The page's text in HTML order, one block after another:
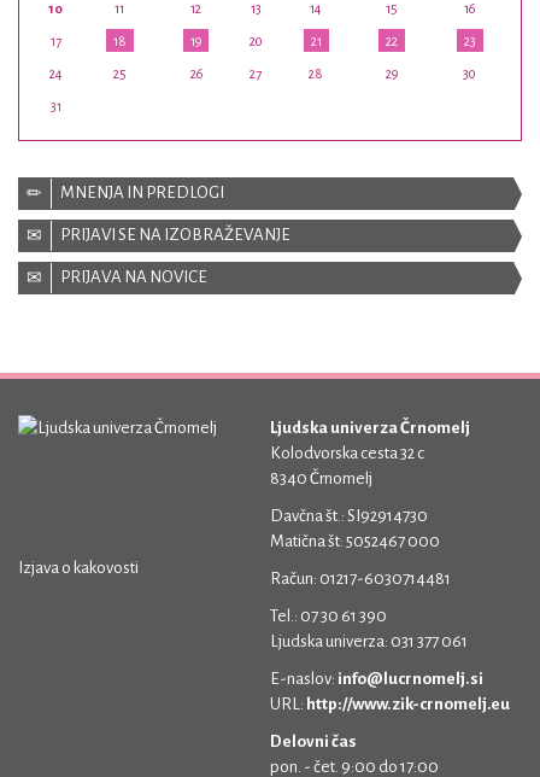
10 11 12 13 14 15 16
17 18 19 20 21 22 23
24 25 26 27 28 29 30
31
MNENJA IN PREDLOGI
PRIJAVI SE NA IZOBRAŽEVANJE
PRIJAVA NA NOVICE
Izjava o kakovosti
Ljudska univerza Črnomelj
Kolodvorska cesta 32 c
8340 Črnomelj
Davčna št.: SI92914730
Matična št: 5052467 000
Račun: 01217-6030714481
Tel.: 07 30 61 390
Ljudska univerza: 031 377 061
E-naslov: info@lucrnomelj.si
URL: http://www.zik-crnomelj.eu
Delovni čas
pon. - čet. 9:00 do 17:00